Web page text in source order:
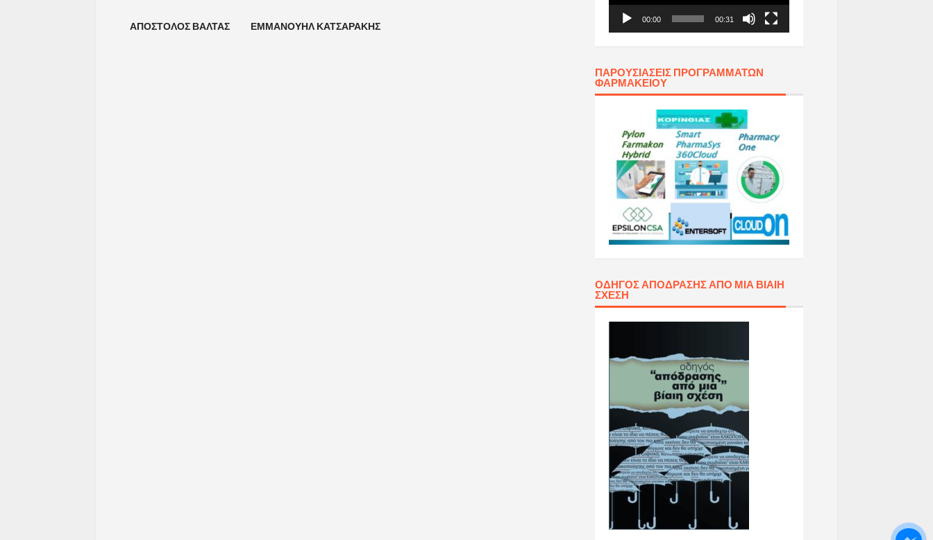
ΑΠΟΣΤΟΛΟΣ ΒΑΛΤΑΣ ΕΜΜΑΝΟΥΗΛ ΚΑΤΣΑΡΑΚΗΣ
00:00 00:31
ΠΑΡΟΥΣΙΆΣΕΙΣ ΠΡΟΓΡΑΜΜΆΤΩΝ
ΦΑΡΜΑΚΕΊΟΥ
ΟΔΗΓΌΣ ΑΠΌΔΡΑΣΗΣ ΑΠΌ ΜΙΑ ΒΊΑΙΗ
ΣΧΈΣΗ